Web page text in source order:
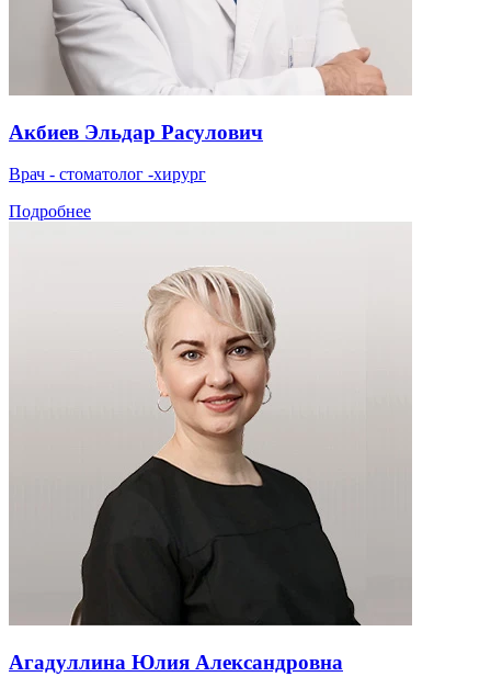
Акбиев Эльдар Расулович
Врач - стоматолог -хирург
Подробнее
Агадуллина Юлия Александровна